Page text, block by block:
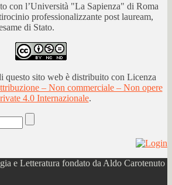
con l’Università "La Sapienza" di Roma
professionalizzante post lauream,
di Stato.
questo sito web è distribuito con Licenza
– Non commerciale – Non opere
4.0 Internazionale.
e Letteratura fondato da Aldo Carotenuto